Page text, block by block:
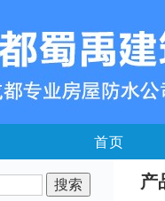
首页
产